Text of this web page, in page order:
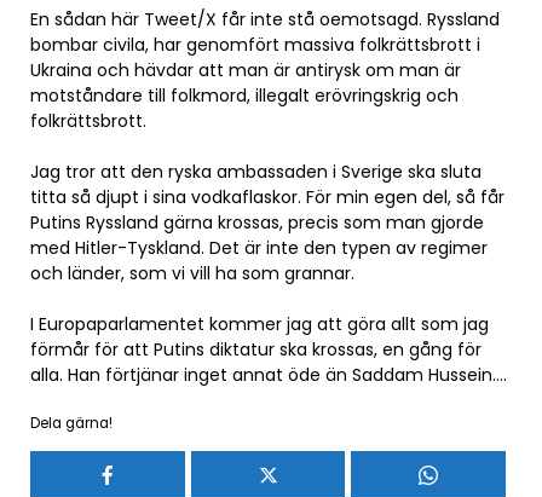
En sådan här Tweet/X får inte stå oemotsagd. Ryssland
bombar civila, har genomfört massiva folkrättsbrott i
Ukraina och hävdar att man är antirysk om man är
motståndare till folkmord, illegalt erövringskrig och
folkrättsbrott.
Jag tror att den ryska ambassaden i Sverige ska sluta
titta så djupt i sina vodkaflaskor. För min egen del, så får
Putins Ryssland gärna krossas, precis som man gjorde
med Hitler-Tyskland. Det är inte den typen av regimer
och länder, som vi vill ha som grannar.
I Europaparlamentet kommer jag att göra allt som jag
förmår för att Putins diktatur ska krossas, en gång för
alla. Han förtjänar inget annat öde än Saddam Hussein….
Dela gärna!